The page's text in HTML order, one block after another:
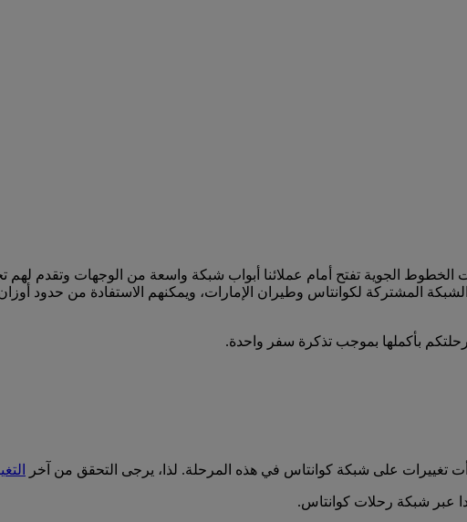
الجوية تفتح أمام عملائنا أبواب شبكة واسعة من الوجهات وتقدم لهم
المشتركة لكوانتاس وطيران الإمارات، ويمكنهم الاستفادة من حدود أوزان
على شبكة كوانتاس في هذه المرحلة. لذا، يرجى التحقق من آخر